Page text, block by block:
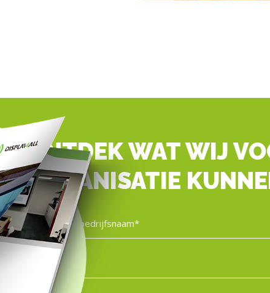
ONTDEK WAT WIJ
ORGANISATIE